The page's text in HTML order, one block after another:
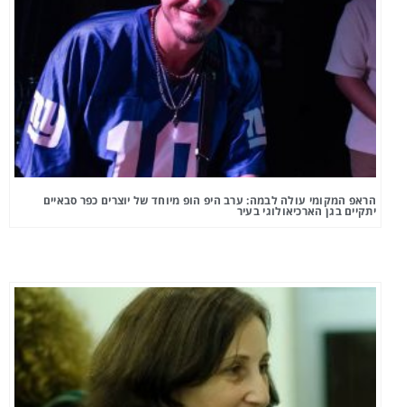
הראפ המקומי עולה לבמה: ערב היפ הופ מיוחד של יוצרים כפר סבאיים
יתקיים בגן הארכיאולוגי בעיר